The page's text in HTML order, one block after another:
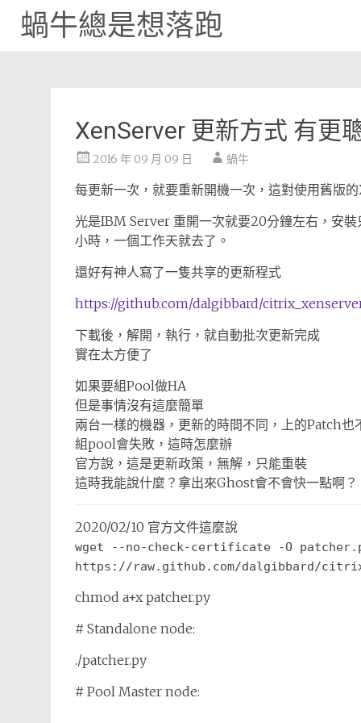
蝸牛總是想落跑
XenServer 更新方式 有更
2016 年 09 月 09 日 蝸牛
每更新一次，就要重新開機一次，這對使用舊版
光是IBM Server 重開一次就要20分鐘左右，安
小時，一個工作天就去了。
還好有神人寫了一隻共享的更新程式
https://github.com/dalgibbard/
下載後，解開，執行，就自動批次更新完成
實在太方便了
如果要組Pool做HA
但是事情沒有這麼簡單
兩台一樣的機器，更新的時間不同，上的Patch
組pool會失敗，這時怎麼辦
官方說，這是更新政策，無解，只能重裝
這時我能說什麼？拿出來Ghost會不會快一點啊？
2020/02/10 官方文件這麼說
wget --no-check-certificate -O
https://raw.github.com/dalgibbard/
chmod a+x patcher.py
# Standalone node:
./patcher.py
# Pool Master node: